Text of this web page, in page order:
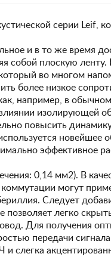
серии Leif,
и в то же время
плоскую ленту.
во многом
более низкое
например, в
изолирующей
повысить
новейшее
эффективное
0,14 мм2). В
могут
Следует
легко
Для получения
передачи
слегка